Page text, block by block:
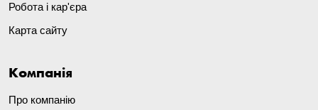
Робота і кар'єра
Карта сайту
Компанія
Про компанію